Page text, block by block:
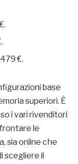
€.
base
superiori. È
i vari rivenditori
le
sia online che
scegliere il